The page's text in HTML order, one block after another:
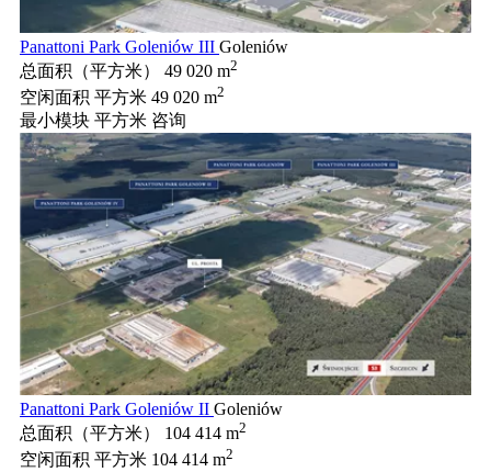
Panattoni Park Goleniów III Goleniów
总面积（平方米）
49 020 m2
空闲面积 平方米 49 020 m2
最小模块 平方米 咨询
Panattoni Park Goleniów II Goleniów
总面积（平方米）
104 414 m2
空闲面积 平方米 104 414 m2